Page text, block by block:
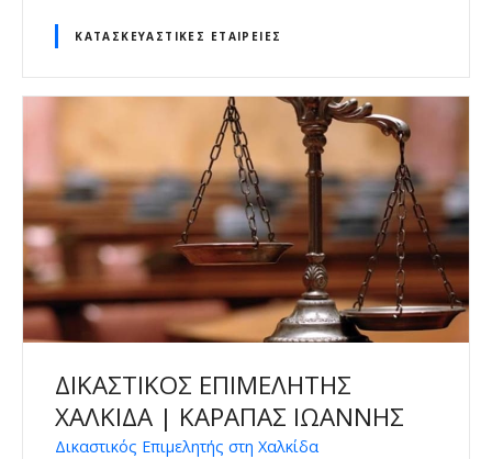
ΚΑΤΑΣΚΕΥΑΣΤΙΚΈΣ ΕΤΑΙΡΕΊΕΣ
ΔΙΚΑΣΤΙΚΟΣ ΕΠΙΜΕΛΗΤΗΣ
ΧΑΛΚΙΔΑ | ΚΑΡΑΠΑΣ ΙΩΑΝΝΗΣ
Δικαστικός Επιμελητής στη Χαλκίδα